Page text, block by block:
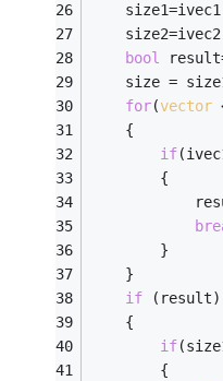
bool
size =
for(vector
	{
if
		{
		}
	}
if (result)
	{
if
		{